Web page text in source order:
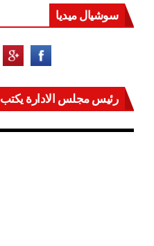
سوشيال ميديا
رئيس مجلس الادارة يكتب
مصر تعيد للعالم اتزانه